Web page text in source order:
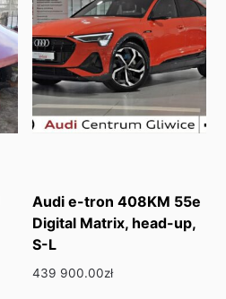
Audi e-tron 408KM 55e
Digital Matrix, head-up,
S-L
439 900.00zł